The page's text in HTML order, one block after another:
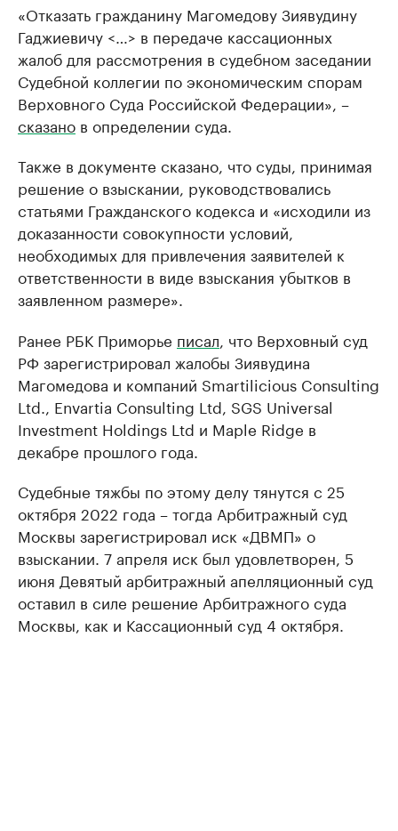
«Отказать гражданину Магомедову Зиявудину
Гаджиевичу <…> в передаче кассационных
жалоб для рассмотрения в судебном заседании
Судебной коллегии по экономическим спорам
Верховного Суда Российской Федерации», –
сказано в определении суда.
Также в документе сказано, что суды, принимая
решение о взыскании, руководствовались
статьями Гражданского кодекса и «исходили из
доказанности совокупности условий,
необходимых для привлечения заявителей к
ответственности в виде взыскания убытков в
заявленном размере».
Ранее РБК Приморье писал , что Верховный суд
РФ зарегистрировал жалобы Зиявудина
Магомедова и компаний Smartilicious Consulting
Ltd., Envartia Consulting Ltd, SGS Universal
Investment Holdings Ltd и Maple Ridge в
декабре прошлого года.
Судебные тяжбы по этому делу тянутся с 25
октября 2022 года – тогда Арбитражный суд
Москвы зарегистрировал иск «ДВМП» о
взыскании. 7 апреля иск был удовлетворен, 5
июня Девятый арбитражный апелляционный суд
оставил в силе решение Арбитражного суда
Москвы, как и Кассационный суд 4 октября.